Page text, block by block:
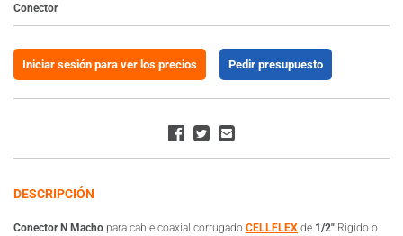
Conector
Iniciar sesión para ver los precios Pedir presupuesto
DESCRIPCIÓN
Conector N Macho para cable coaxial corrugado CELLFLEX de 1/2″ Rigido o